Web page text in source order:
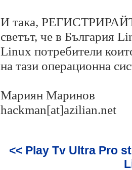
И така,
светът, че в България
Linux потребители
на тази операционна
Мариян Маринов
hackman[at]azilian.net
<< Play Tv Ultra Pro